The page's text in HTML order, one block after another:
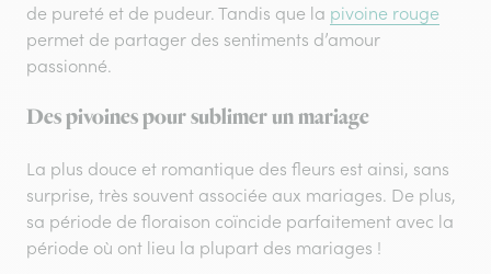
de pureté et de pudeur. Tandis que la pivoine rouge
permet de partager des sentiments d’amour
passionné.
Des pivoines pour sublimer un mariage
La plus douce et romantique des fleurs est ainsi, sans
surprise, très souvent associée aux mariages. De plus,
sa période de floraison coïncide parfaitement avec la
période où ont lieu la plupart des mariages !